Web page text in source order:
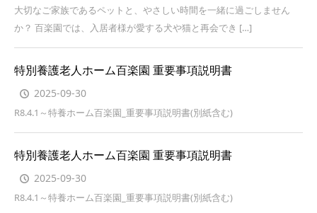
大切なご家族であるペットと、やさしい時間を一緒に過ごしません
か？ 百楽園では、入居者様が愛する犬や猫と再会でき […]
特別養護老人ホーム百楽園 重要事項説明書
2025-09-30
R8.4.1～特養ホーム百楽園_重要事項説明書(別紙含む)
特別養護老人ホーム百楽園 重要事項説明書
2025-09-30
R8.4.1～特養ホーム百楽園_重要事項説明書(別紙含む)